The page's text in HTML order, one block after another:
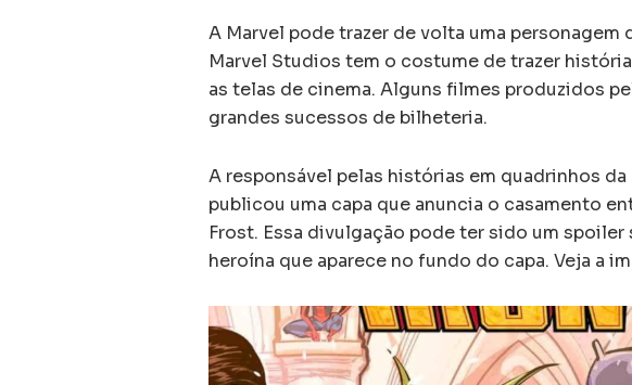
A Marvel pode trazer de volta uma personagem
Marvel Studios tem o costume de trazer
as telas de cinema. Alguns filmes produzidos
grandes sucessos de bilheteria.
A responsável pelas histórias em quadrinhos da
publicou uma capa que anuncia o casamento
Frost. Essa divulgação pode ter sido um spoiler
heroína que aparece no fundo do capa. Veja a